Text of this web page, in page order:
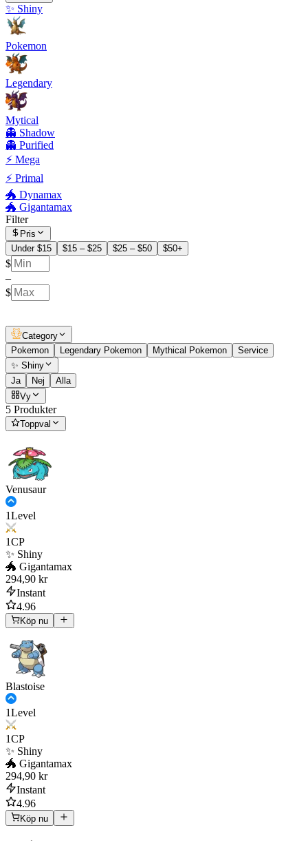
✨ Shiny
Pokemon
Legendary
Mytical
👻 Shadow
👻 Purified
⚡ Mega
⚡ Primal
🐲 Dynamax
🐲 Gigantamax
Filter
Pris
Under $15
$15 – $25 $25 – $50 $50+
$
–
$
Category
Pokemon
Legendary Pokemon Mythical Pokemon
Service
✨ Shiny
Ja
Nej
Alla
Vy
5 Produkter
Toppval
Venusaur
1Level
1CP
✨ Shiny
🐲 Gigantamax
294,90 kr
Instant
4.96
Köp nu
Blastoise
1Level
1CP
✨ Shiny
🐲 Gigantamax
294,90 kr
Instant
4.96
Köp nu